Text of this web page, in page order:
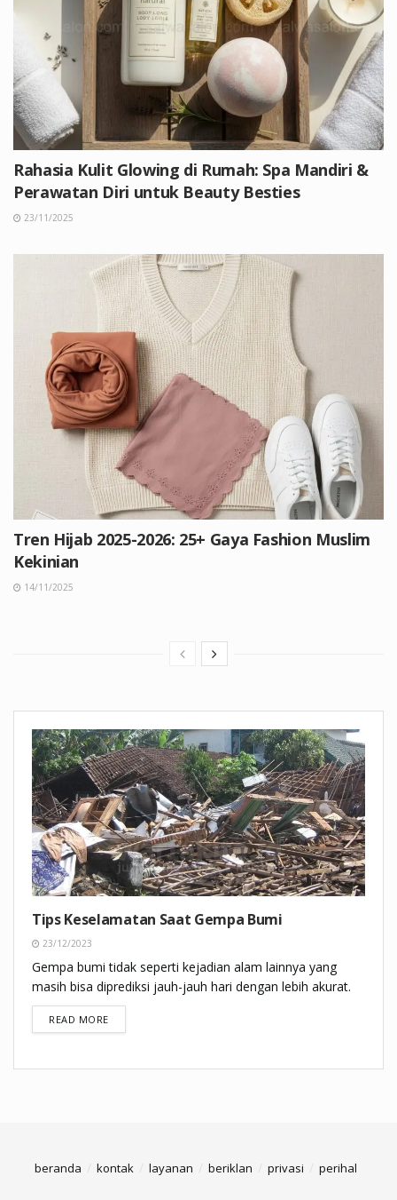
Rahasia Kulit Glowing di Rumah: Spa Mandiri &
Perawatan Diri untuk Beauty Besties
23/11/2025
Tren Hijab 2025-2026: 25+ Gaya Fashion Muslim
Kekinian
14/11/2025
Tips Keselamatan Saat Gempa Bumi
23/12/2023
Gempa bumi tidak seperti kejadian alam lainnya yang
masih bisa diprediksi jauh-jauh hari dengan lebih akurat.
READ MOREDETAILS
beranda kontak layanan beriklan privasi perihal